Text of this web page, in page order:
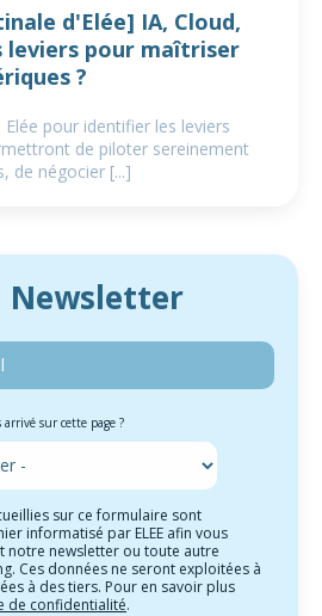
Newsletter
sur cette page ?
sur ce formulaire sont
informatisé par ELEE afin vous
notre newsletter ou toute autre
Ces données ne seront exploitées à
à des tiers. Pour en savoir plus
de confidentialité.
d'Elée] IA, Cloud,
leviers pour maîtriser
?
pour identifier les leviers
de piloter sereinement
de négocier [...]